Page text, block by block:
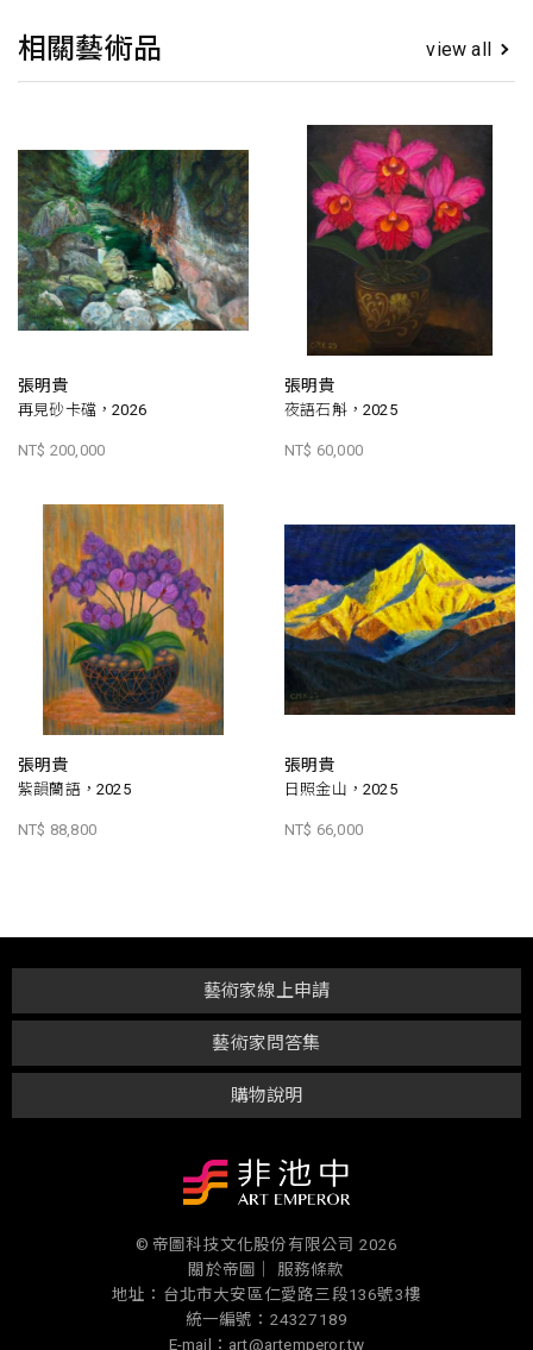
相關藝術品 view all
張明貴
再見砂卡礑，2026
NT$ 200,000
張明貴
夜語石斛，2025
NT$ 60,000
張明貴
紫韻蘭語，2025
NT$ 88,800
張明貴
日照金山，2025
NT$ 66,000
購物說明
藝術家問答集
藝術家線上申請
© 帝圖科技文化股份有限公司 2026
關於帝圖｜
服務條款
地址：台北市大安區仁愛路三段136號3樓
統一編號：24327189
E-mail：art@artemperor.tw